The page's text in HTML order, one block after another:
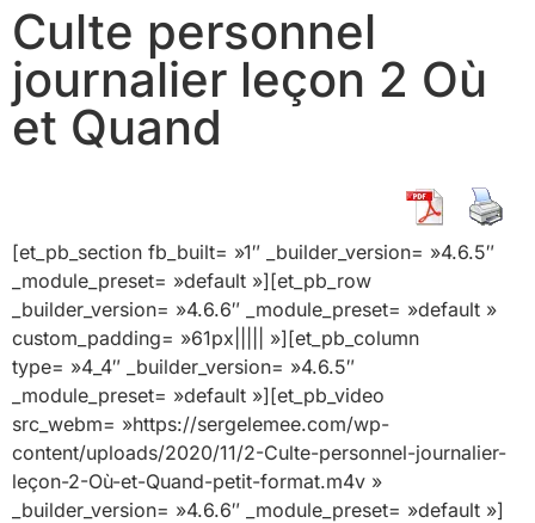
Culte personnel
journalier leçon 2 Où
et Quand
[et_pb_section fb_built= »1″ _builder_version= »4.6.5″
_module_preset= »default »][et_pb_row
_builder_version= »4.6.6″ _module_preset= »default »
custom_padding= »61px||||| »][et_pb_column
type= »4_4″ _builder_version= »4.6.5″
_module_preset= »default »][et_pb_video
src_webm= »https://sergelemee.com/wp-
content/uploads/2020/11/2-Culte-personnel-journalier-
leçon-2-Où-et-Quand-petit-format.m4v »
_builder_version= »4.6.6″ _module_preset= »default »]